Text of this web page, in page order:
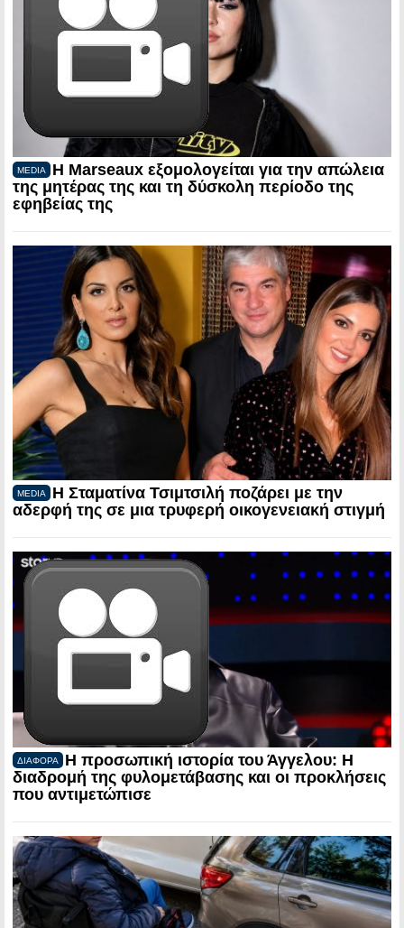
MEDIA
Η Marseaux εξομολογείται για την απώλεια
της μητέρας της και τη δύσκολη περίοδο της
εφηβείας της
MEDIA
Η Σταματίνα Τσιμτσιλή ποζάρει με την
αδερφή της σε μια τρυφερή οικογενειακή στιγμή
ΔΙΑΦΟΡΑ
Η προσωπική ιστορία του Άγγελου: Η
διαδρομή της φυλομετάβασης και οι προκλήσεις
που αντιμετώπισε